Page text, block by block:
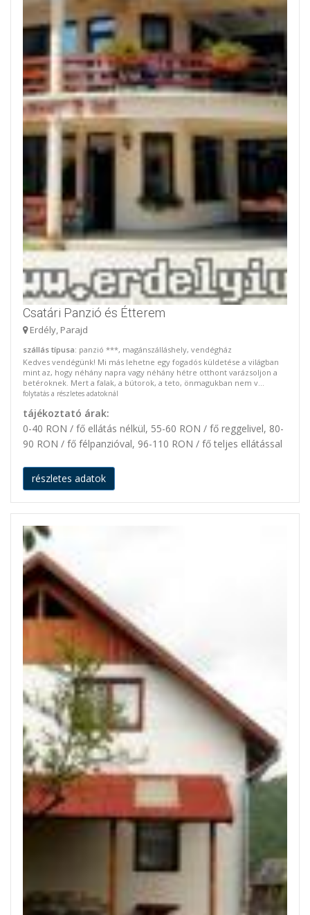
Csatári Panzió és Étterem
Erdély, Parajd
szállás típusa: panzió ***, magánszálláshely, vendégház
Kedves vendégünk! Mi más lehetne egy fogadós küldetése a világban
mint az, hogy néhány napra vagy néhány hétre otthont varázsoljon a
betéroknek. Mert a falak, a bútorok, a teto, önmagukban nem v...
folytatás a részletes adatoknál
tájékoztató árak:
0-40 RON / fő ellátás nélkül, 55-60 RON / fő reggelivel, 80-
90 RON / fő félpanzióval, 96-110 RON / fő teljes ellátással
részletes adatok